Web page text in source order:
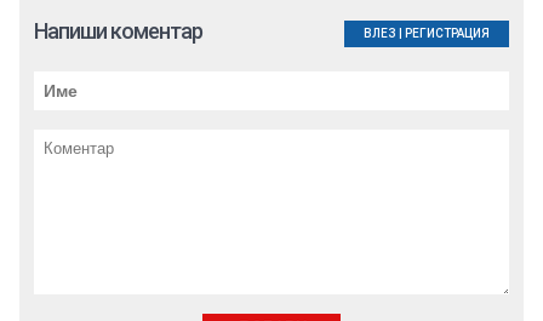
Напиши коментар ВЛЕЗ РЕГИСТРАЦИЯ